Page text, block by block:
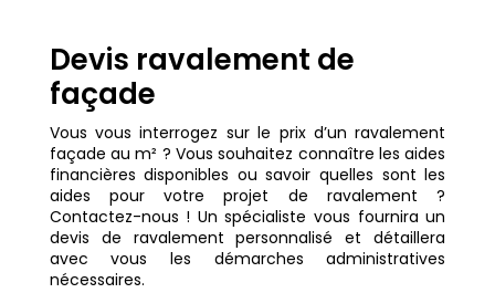
Devis ravalement de
façade
Vous vous interrogez sur le prix d’un ravalement
façade au m² ? Vous souhaitez connaître les aides
financières disponibles ou savoir quelles sont les
aides pour votre projet de ravalement ?
Contactez-nous ! Un spécialiste vous fournira un
devis de ravalement personnalisé et détaillera
avec vous les démarches administratives
nécessaires.